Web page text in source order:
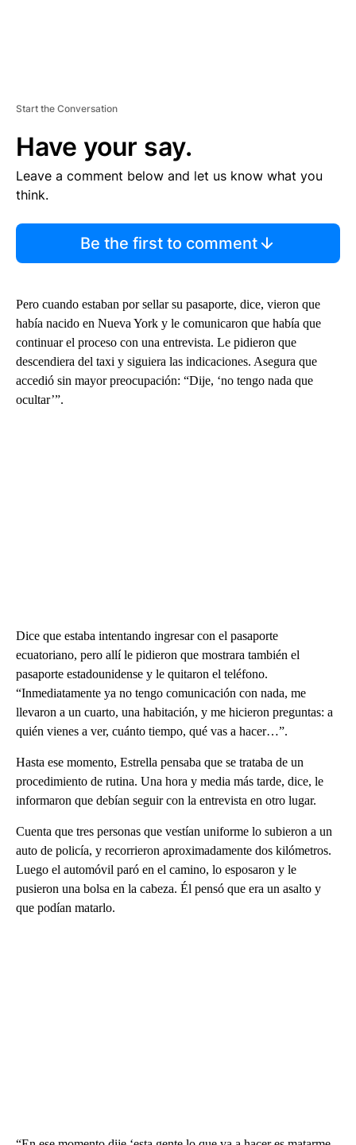
Start the Conversation
Have your say.
Leave a comment below and let us know what you
think.
Be the first to comment
Pero cuando estaban por sellar su pasaporte, dice, vieron que
había nacido en Nueva York y le comunicaron que había que
continuar el proceso con una entrevista. Le pidieron que
descendiera del taxi y siguiera las indicaciones. Asegura que
accedió sin mayor preocupación: “Dije, ‘no tengo nada que
ocultar’”.
Dice que estaba intentando ingresar con el pasaporte
ecuatoriano, pero allí le pidieron que mostrara también el
pasaporte estadounidense y le quitaron el teléfono.
“Inmediatamente ya no tengo comunicación con nada, me
llevaron a un cuarto, una habitación, y me hicieron preguntas: a
quién vienes a ver, cuánto tiempo, qué vas a hacer…”.
Hasta ese momento, Estrella pensaba que se trataba de un
procedimiento de rutina. Una hora y media más tarde, dice, le
informaron que debían seguir con la entrevista en otro lugar.
Cuenta que tres personas que vestían uniforme lo subieron a un
auto de policía, y recorrieron aproximadamente dos kilómetros.
Luego el automóvil paró en el camino, lo esposaron y le
pusieron una bolsa en la cabeza. Él pensó que era un asalto y
que podían matarlo.